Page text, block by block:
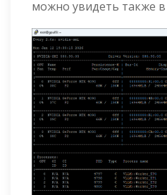
можно увидеть также в